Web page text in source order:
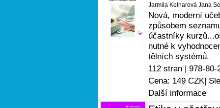
Jarmila Kelnarová Jana
Nová, moderní
způsobem
účastníky
nutné k
tělních systémů.
112 stran | 978-80-
Cena: 149 CZK|
Další informace